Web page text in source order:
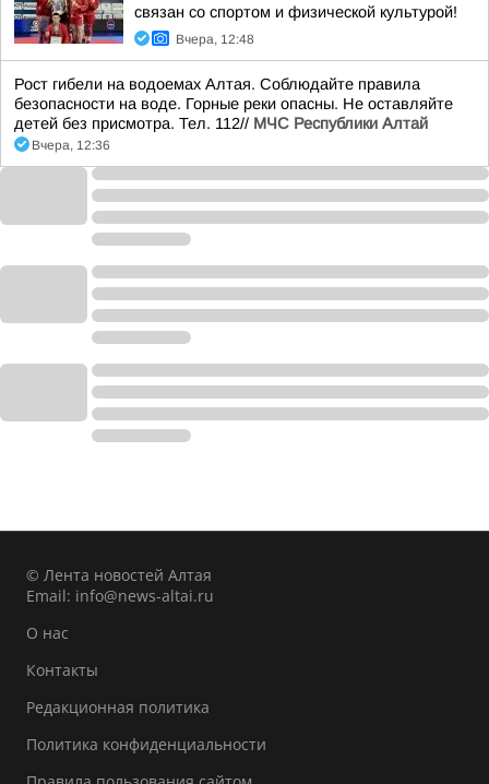
связан со спортом и физической культурой!
Вчера, 12:48
Рост гибели на водоемах Алтая. Соблюдайте правила
безопасности на воде. Горные реки опасны. Не оставляйте
детей без присмотра. Тел. 112// МЧС Республики Алтай
Вчера, 12:36
© Лента новостей Алтая
Email: info@news-altai.ru
О нас
Контакты
Редакционная политика
Политика конфиденциальности